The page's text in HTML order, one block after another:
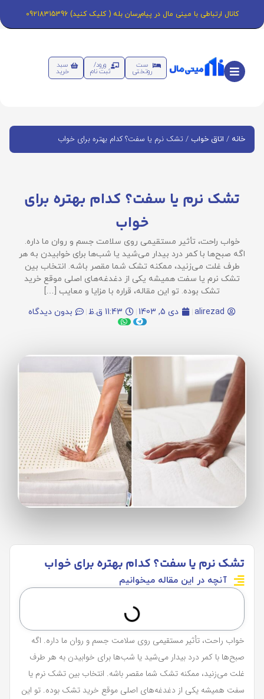
کانال ارتباطی با مینی مال در پیام‌رسان بله ( کلیک کنید) 09218315396
ست
روتختی
ورود/
ثبت نام
سبد
خرید
خانه / اتاق خواب / تشک نرم یا سفت؟ کدام بهتره برای خواب
تشک نرم یا سفت؟ کدام بهتره برای
خواب
خواب راحت، تأثیر مستقیمی روی سلامت جسم و روان ما داره.
اگه صبح‌ها با کمر درد بیدار می‌شید یا شب‌ها برای خوابیدن به هر
طرف غلت می‌زنید، ممکنه تشک شما مقصر باشه. انتخاب بین
تشک نرم یا سفت همیشه یکی از دغدغه‌های اصلی موقع خرید
تشک بوده. تو این مقاله، قراره با مزایا و معایب […]
alirezad
دی 5, 1403 11:43 ق.ظ بدون دیدگاه
تشک نرم یا سفت؟ کدام بهتره برای خواب
آنچه در این مقاله میخوانیم
خواب راحت، تأثیر مستقیمی روی سلامت جسم و روان ما داره. اگه
صبح‌ها با کمر درد بیدار می‌شید یا شب‌ها برای خوابیدن به هر طرف
غلت می‌زنید، ممکنه تشک شما مقصر باشه. انتخاب بین تشک نرم یا
سفت همیشه یکی از دغدغه‌های اصلی موقع خرید تشک بوده. تو این